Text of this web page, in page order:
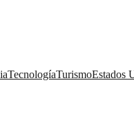
TecnologíaTurismoEstados